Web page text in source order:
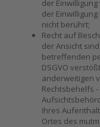
der
der
nicht berührt;
Recht auf
der Ansicht
betreffenden
DSGVO
anderweitigen
Rechtsbehelfs
Ihres
Ortes des